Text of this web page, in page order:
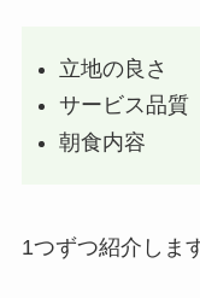
立地の良さ
サービス品質
朝食内容
1つずつ紹介しま